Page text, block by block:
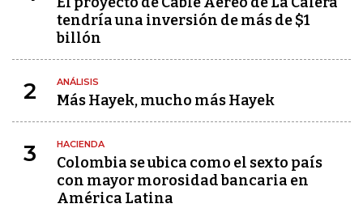
tendría una inversión de más de $1
billón
2 ANÁLISIS
Más Hayek, mucho más Hayek
3 HACIENDA
Colombia se ubica como el sexto país
con mayor morosidad bancaria en
América Latina